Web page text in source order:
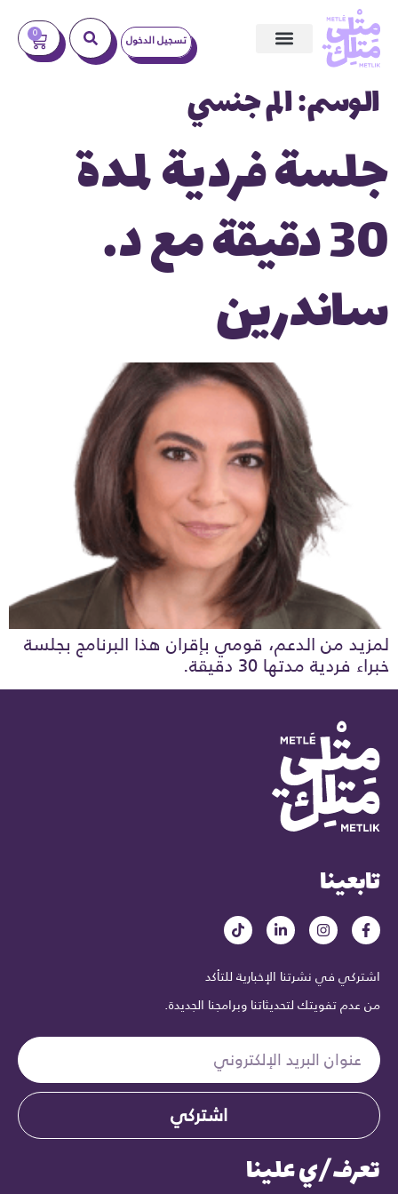
تسجيل الدخول 0
الوسم:الم جنسي
جلسة فردية لمدة
30 دقيقة مع د.
ساندرين
لمزيد من الدعم، قومي بإقران هذا البرنامج بجلسة
خبراء فردية مدتها 30 دقيقة.
تابعينا
اشتركي في نشرتنا الإخبارية للتأكد
من عدم تفويتك لتحديثاتنا وبرامجنا الجديدة.
اشتركي
تعرف/ي علينا